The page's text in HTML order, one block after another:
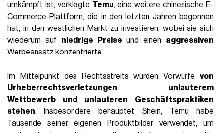
umkämpft ist, verklagte Temu, eine weitere chinesische E-
Commerce-Plattform, die in den letzten Jahren begonnen
hat, in den westlichen Markt zu investieren, wobei sie sich
wiederum auf niedrige Preise und einen aggressiven
Werbeansatz konzentrierte.
Im Mittelpunkt des Rechtsstreits würden Vorwürfe von
Urheberrechtsverletzungen, unlauterem
Wettbewerb und unlauteren Geschäftspraktiken
stehen. Insbesondere behauptet Shein, Temu habe
Tausende seiner eigenen Produktbilder verwendet, um